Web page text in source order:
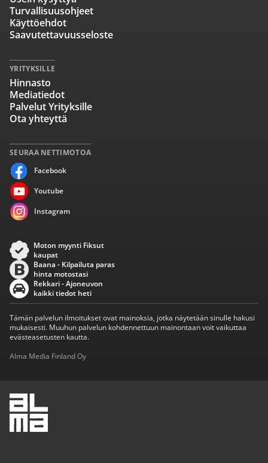
SEURAA NETTIMOTOA
Facebook
Youtube
Instagram
Turvallisuusohjeet
Käyttöehdot
Saavutettavuusseloste
YRITYKSILLE
Hinnasto
Mediatiedot
Palvelut Yrityksille
Ota yhteyttä
Moton myynti Fiksut
kaupat
Baana - Kilpailuta paras
hinta motostasi
Rekkari - Ajoneuvon
kaikki tiedot heti
Tämän palvelun ilmoitukset ovat mainoksia, jotka näytetään sinulle hakusi
mukaisesti. Muuhun palvelun kohdennettuun mainontaan voit vaikuttaa
evästeasetusten kautta.
Alma Media Finland Oy